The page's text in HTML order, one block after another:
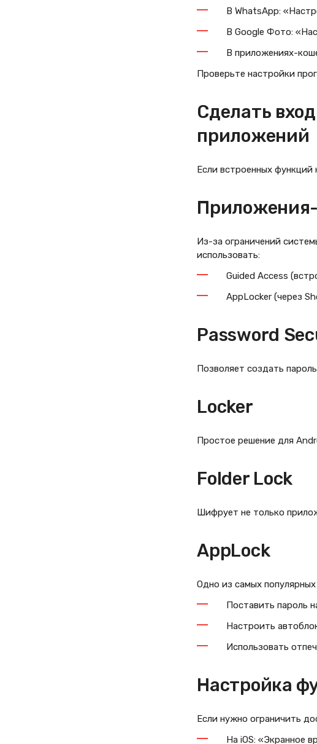
В WhatsApp:
В Google Фото:
В приложениях-
Проверьте настройки
Сделать
приложений
Если встроенных
Из-за ограничений
использовать:
Guided Access
AppLocker (через
Password
Позволяет создать
Locker
Простое решение для
Folder Lock
Шифрует не только
AppLock
Одно из самых
Поставить пароль
Настроить
Использовать
Настройка
Если нужно ограничить
На iOS: «Экранное